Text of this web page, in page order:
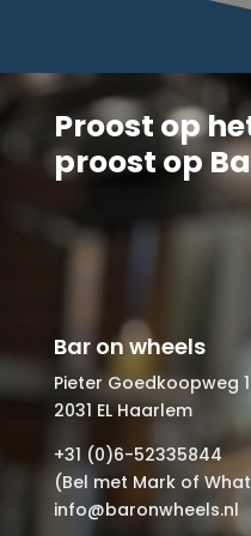
Proost op
proost op
Bar on wheels
Pieter Goedkoopweg
2031 EL Haarlem
+31 (0)6-52335844
(Bel met Mark of
info@baronwheels.nl